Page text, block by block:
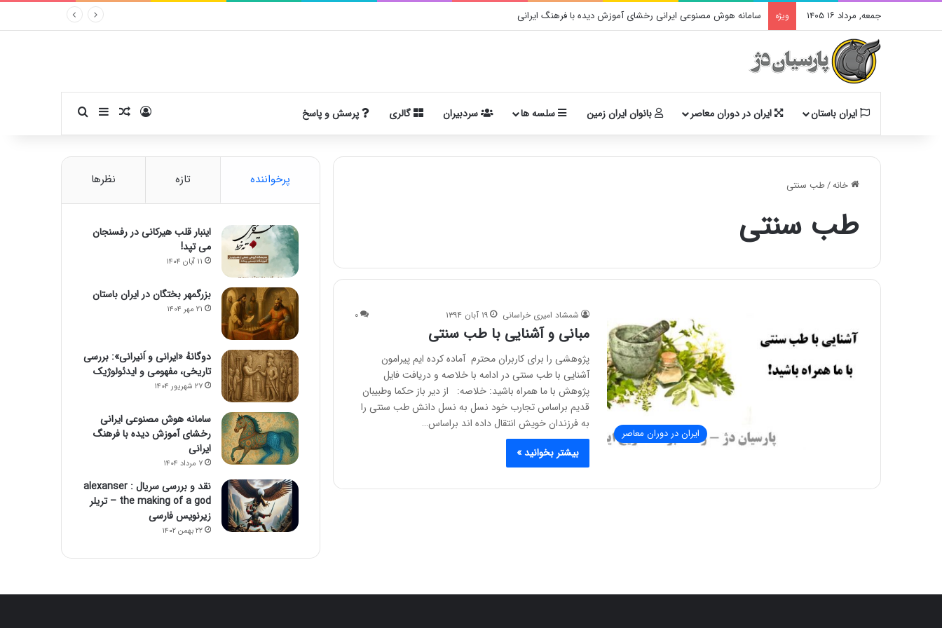
جمعه, مرداد ۱۶ ۱۴۰۵ ویژه سامانه هوش مصنوعی ایرانی رخشای آموزش دیده با فرهنگ ایرانی
ایران باستان ایران در دوران معاصر بانوان ایران زمین سلسه ها سردبیران گالری پرسش و پاسخ ورودنوشته تصادفی
سایدبارجستجو برای
خانه/طب سنتی
طب سنتی
ایران در دوران معاصر
شمشاد امیری خراسانی ۱۹ آبان ۱۳۹۴ ۰
مبانی و آشنایی با طب سنتی
پژوهشی را برای کاربران محترم آماده کرده ایم پیرامون
آشنایی با طب سنتی در ادامه با خلاصه و دریافت فایل
پژوهش با ما همراه باشید: خلاصه: از دیر باز حکما وطبیبان
قدیم براساس تجارب خود نسل به نسل دانش طب سنتی را
به فرزندان خویش انتقال داده اند براساس…
بیشتر بخوانید »
پرخواننده تازه نظرها
اینبار قلب هیرکانی در رفسنجان
می تپد!
۱۱ آبان ۱۴۰۴
بزرگمهر بختگان در ایران باستان
۲۱ مهر ۱۴۰۴
دوگانهٔ «ایرانی و اَنیرانی»: بررسی
تاریخی، مفهومی و ایدئولوژیک
۲۷ شهریور ۱۴۰۴
سامانه هوش مصنوعی ایرانی
رخشای آموزش دیده با فرهنگ
ایرانی
۷ مرداد ۱۴۰۴
نقد و بررسی سریال alexanser :
the making of a god – تریلر
زیرنویس فارسی
۲۲ بهمن ۱۴۰۲